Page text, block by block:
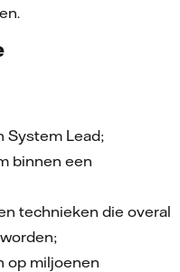
System Lead;
binnen een
technieken die overal
op miljoenen